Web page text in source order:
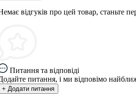
відгуків про цей товар, станьте
Питання та відповіді
питання, і ми відповімо
+ Додати питання